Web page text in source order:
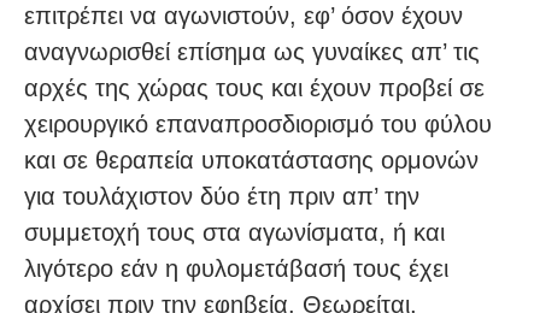
επιτρέπει να αγωνιστούν, εφ’ όσον έχουν
αναγνωρισθεί επίσημα ως γυναίκες απ’ τις
αρχές της χώρας τους και έχουν προβεί σε
χειρουργικό επαναπροσδιορισμό του φύλου
και σε θεραπεία υποκατάστασης ορμονών
για τουλάχιστον δύο έτη πριν απ’ την
συμμετοχή τους στα αγωνίσματα, ή και
λιγότερο εάν η φυλομετάβασή τους έχει
αρχίσει πριν την εφηβεία. Θεωρείται,